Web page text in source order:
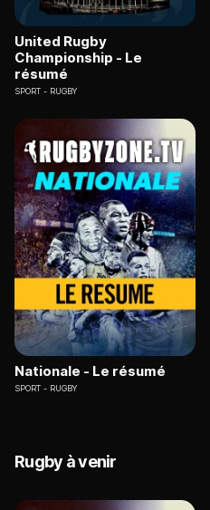
United Rugby
Championship - Le
résumé
SPORT RUGBY
Nationale - Le résumé
SPORT RUGBY
Rugby à venir